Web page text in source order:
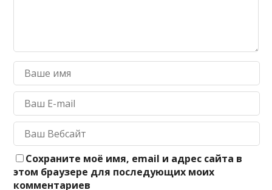
Сохраните моё имя, email и адрес сайта в
этом браузере для последующих моих
комментариев